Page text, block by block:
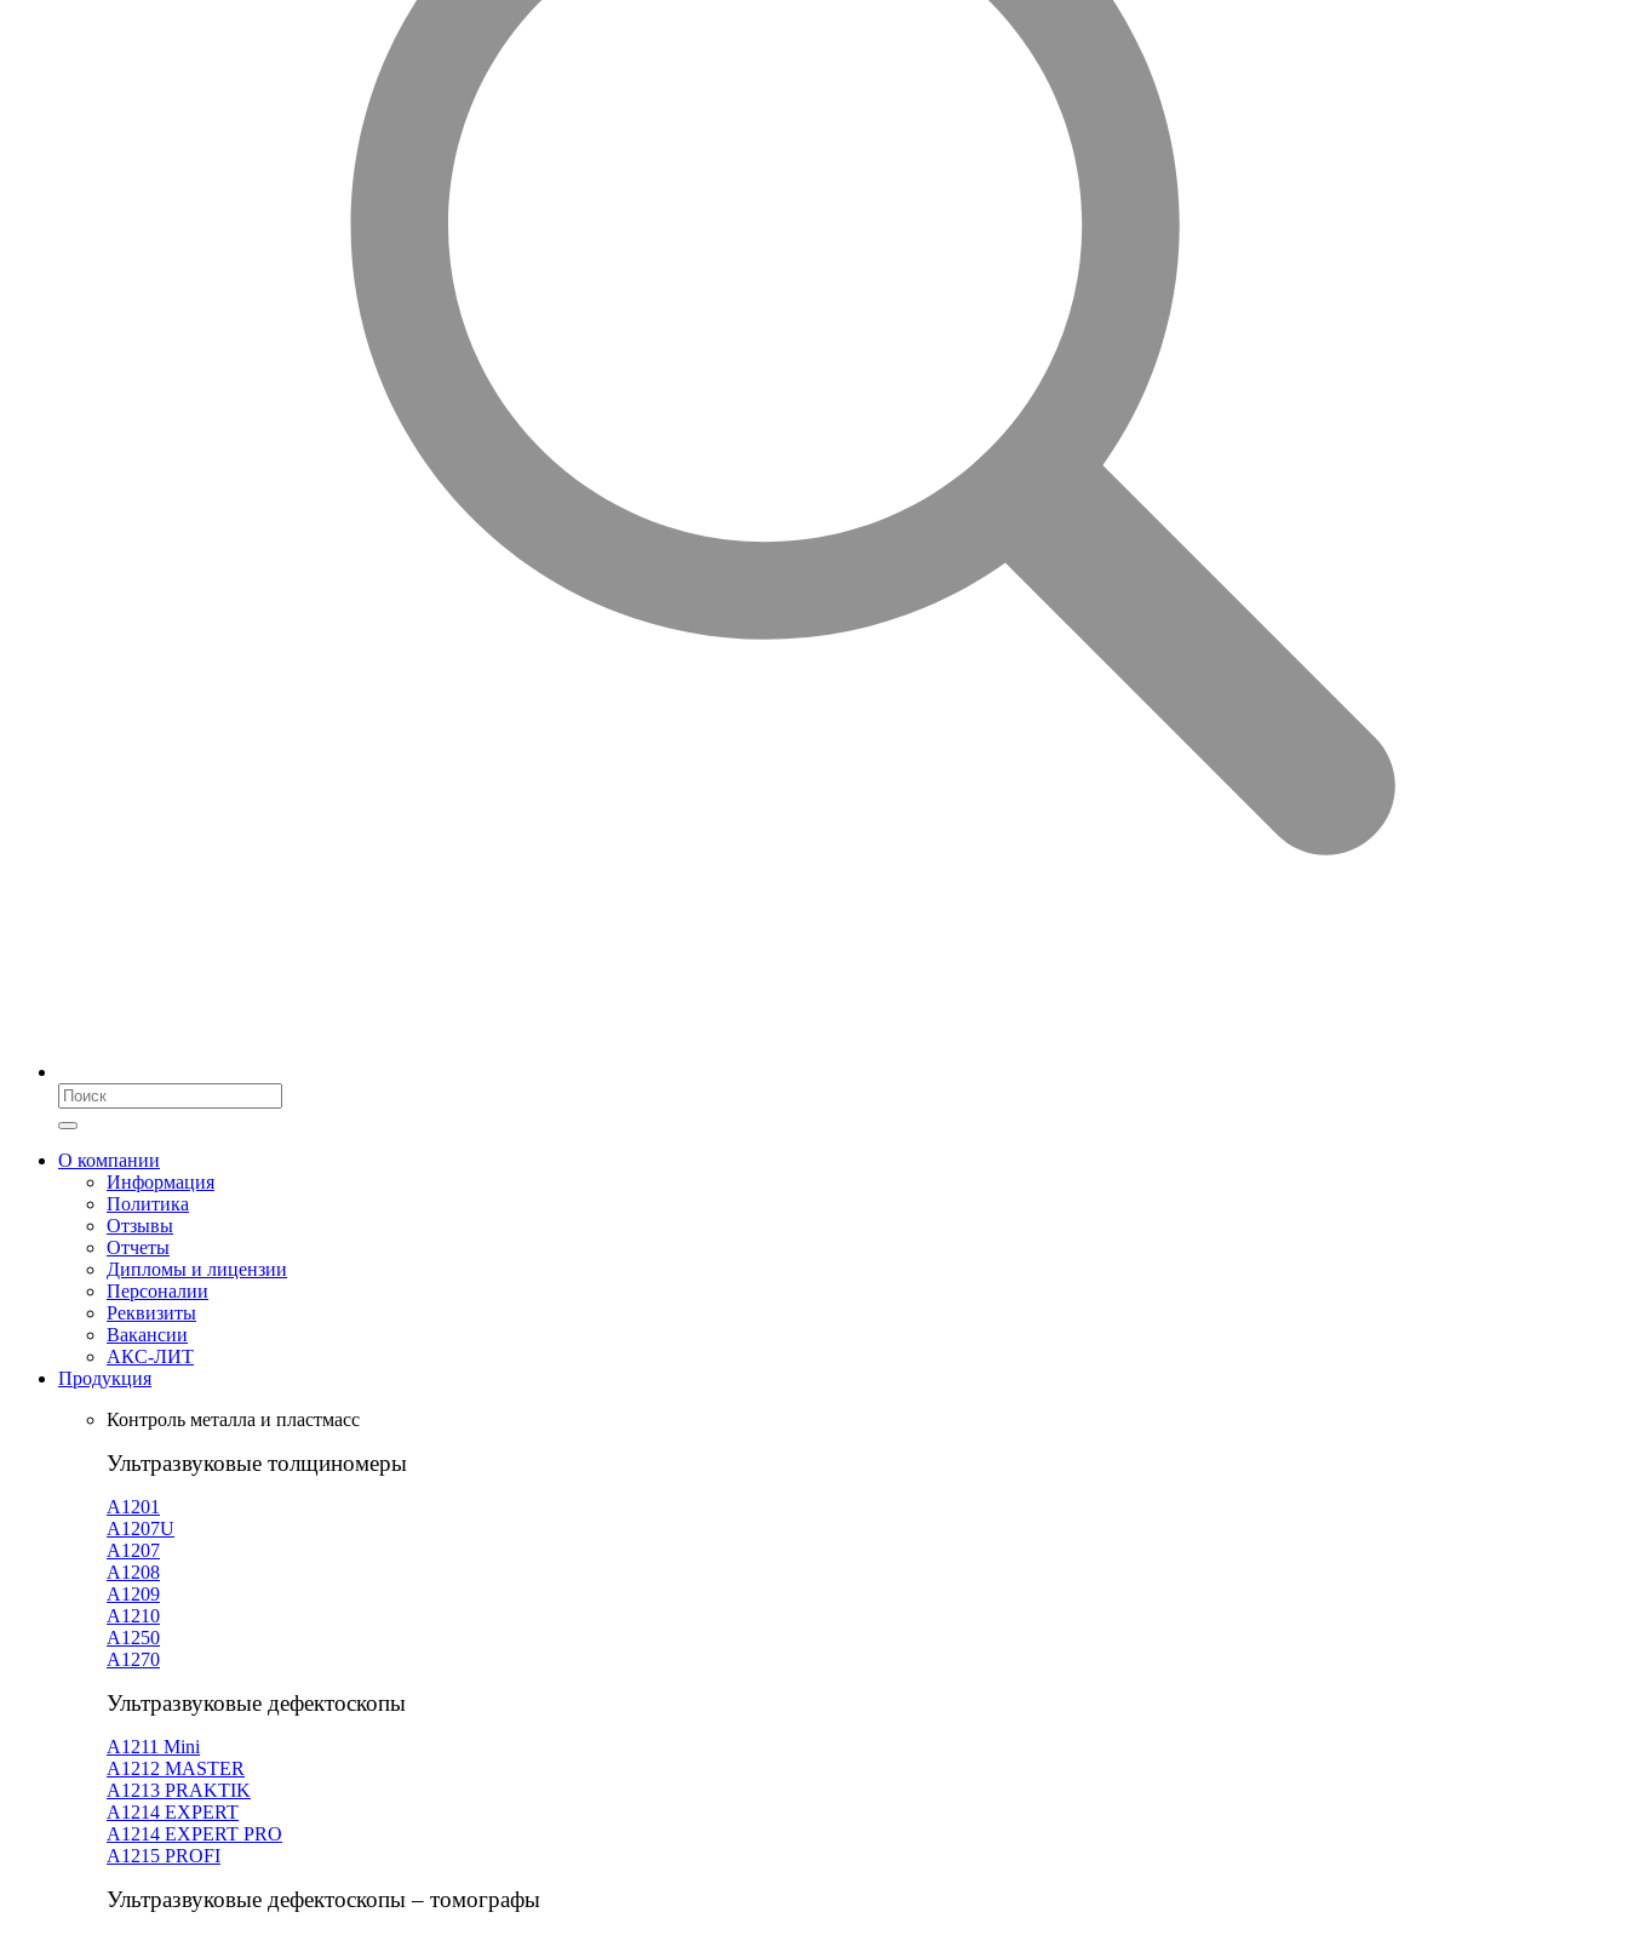
О компании
Информация
Политика
Отзывы
Отчеты
Дипломы и лицензии
Персоналии
Реквизиты
Вакансии
АКС-ЛИТ
Продукция
Контроль металла и пластмасс
Ультразвуковые толщиномеры
A1201
А1207U
А1207
А1208
А1209
А1210
А1250
А1270
Ультразвуковые дефектоскопы
А1211 Mini
А1212 MASTER
A1213 PRAKTIK
А1214 EXPERT
А1214 EXPERT PRO
A1215 PROFI
Ультразвуковые дефектоскопы – томографы